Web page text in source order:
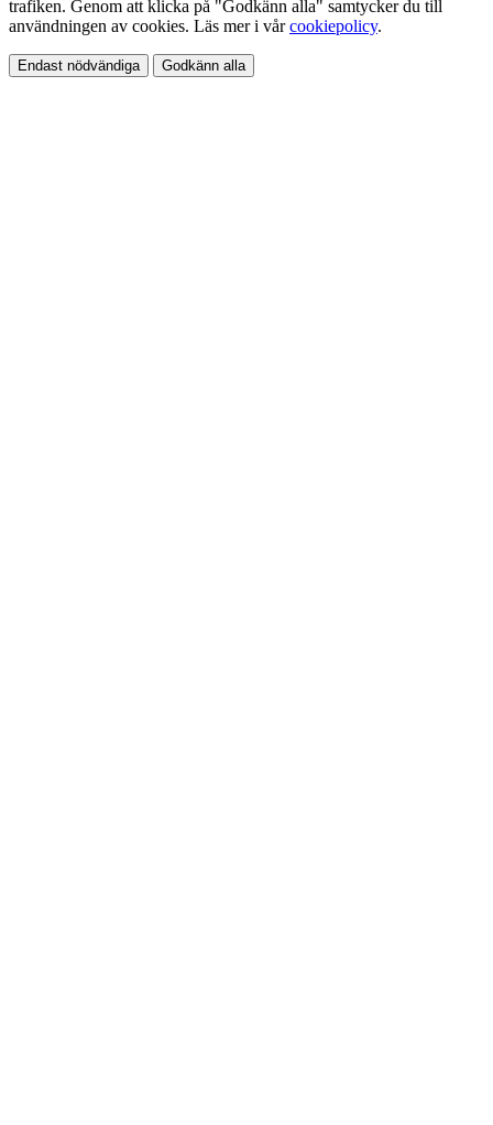
trafiken. Genom att klicka på "Godkänn alla" samtycker du till
användningen av cookies. Läs mer i vårcookiepolicy.
Endast nödvändiga Godkänn alla